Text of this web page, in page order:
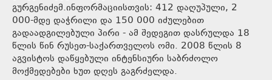
გურგენიძემ.ინფორმაციისთვის: 412 დაღუპული, 2
000-მდე დაჭრილი და 150 000 იძულებით
გადაადგილებული პირი - ამ შედეგით დასრულდა 18
წლის წინ რუსეთ-საქართველოს ომი. 2008 წლის 8
აგვისტოს დაწყებული ინტენსიური საბრძოლო
მოქმედებები ხუთ დღეს გაგრძელდა.